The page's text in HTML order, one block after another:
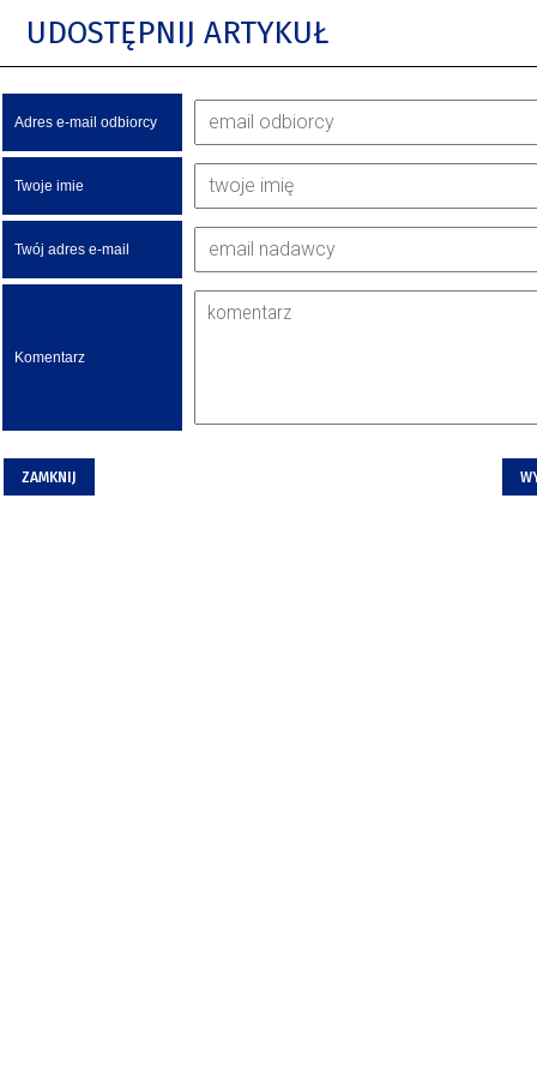
UDOSTĘPNIJ ARTYKUŁ
Adres e-mail odbiorcy
Twoje imie
Twój adres e-mail
Komentarz